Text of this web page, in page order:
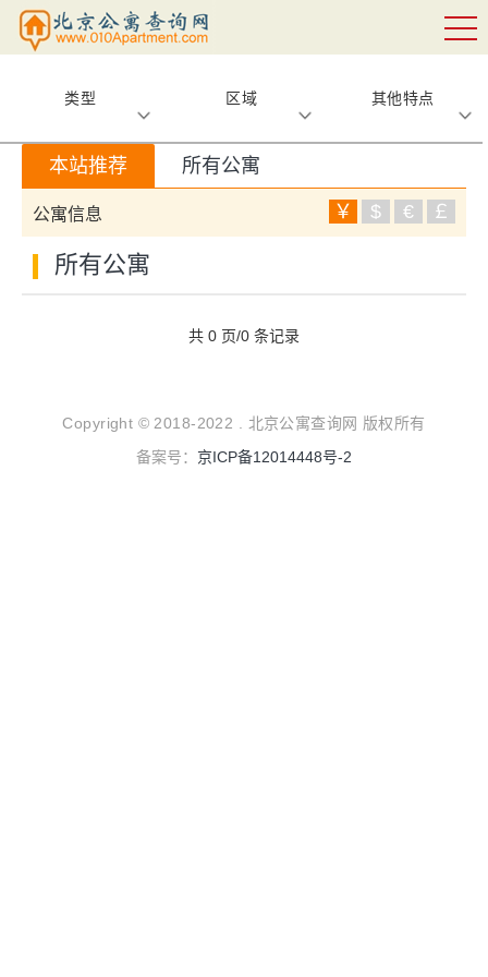
类型 区域 其他特点
本站推荐 所有公寓
公寓信息 ￥ $ € ￡
所有公寓
共 0 页/0 条记录
Copyright © 2018-2022 . 北京公寓查询网 版权所有
备案号： 京ICP备12014448号-2